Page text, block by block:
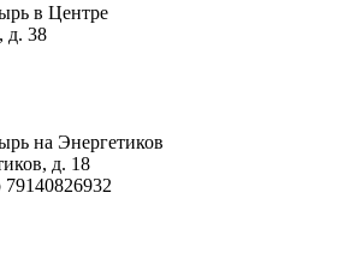
в Центре
д. 38
на Энергетиков
д. 18